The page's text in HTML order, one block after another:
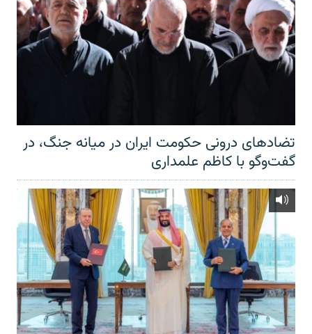
تضادهای درونی حکومت ایران در میانه جنگ، در
گفت‌‌وگو با کاظم علمداری